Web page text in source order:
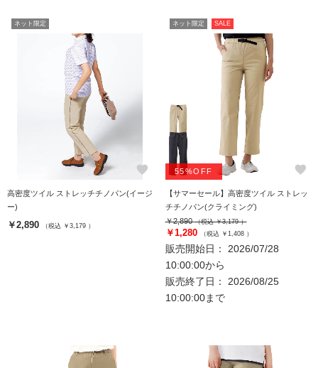
ネット限定
favorite
高密度ツイル ストレッチチノパン(イージ
ー)
￥2,890 （税込 ￥3,179 ）
ネット限定 SALE
55%OFF favorite
【サマーセール】高密度ツイル ストレッ
チチノパン(クライミング)
￥2,890（税込 ￥3,179 ）
￥1,280 （税込 ￥1,408 ）
販売開始日： 2026/07/28
10:00:00から
販売終了日： 2026/08/25
10:00:00まで